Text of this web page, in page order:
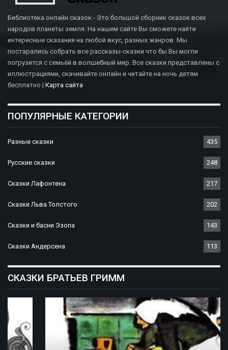
Библиотека онлайн сказок - Это большой сборник сказок всех
народов планеты земля. На нашем сайте Вы сможете найти
интересные сказания на любой вкус, разных жанров. Мы
постарались собрать все рассказы-сказки что бы Вы могли
погрузится с семьёй в волшебный мир. Все сказки представлены с
иллюстрациями, скачивайте онлайн и читайте на ночь детям
бесплатно | Карта сайта
ПОПУЛЯРНЫЕ КАТЕГОРИИ
Разные сказки 435
Русские сказки 248
Сказки Лафонтена 217
Сказки Льва Толстого 202
Сказки и басни Эзопа 143
Сказки Андерсена 113
СКАЗКИ БРАТЬЕВ ГРИММ